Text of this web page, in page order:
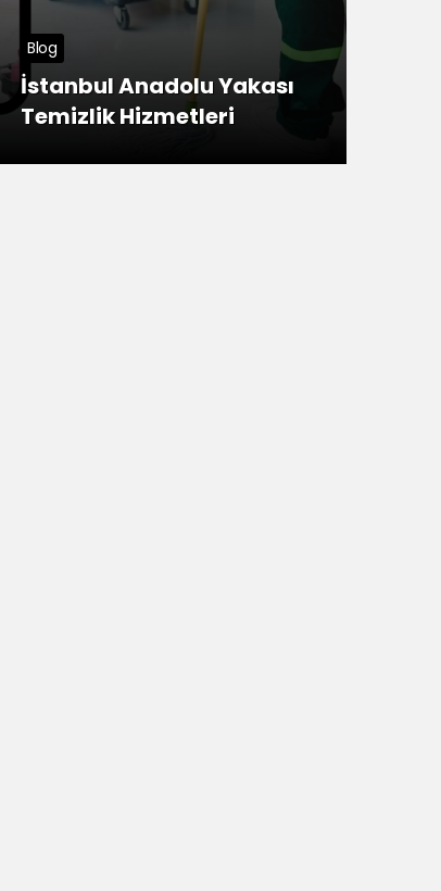
Tuzla Haberleri
Meşhur Sivas Köftesi
Anadolu Yakası’nda
nerede yenir?